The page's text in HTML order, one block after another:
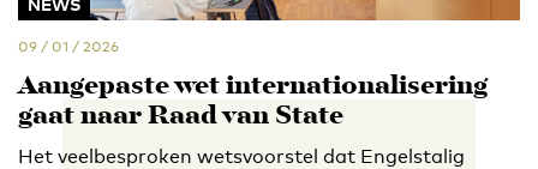
09 / 01 / 2026
Aangepaste wet internationalisering
gaat naar Raad van State
Het veelbesproken wetsvoorstel dat Engelstalig